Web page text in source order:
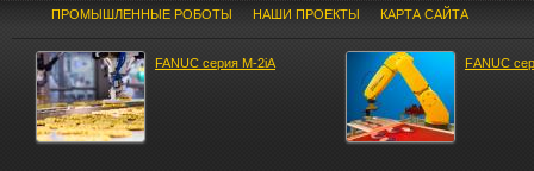
ПРОМЫШЛЕННЫЕ РОБОТЫ НАШИ ПРОЕКТЫ КАРТА САЙТА
FANUC сeрия M-2iA FАNUC